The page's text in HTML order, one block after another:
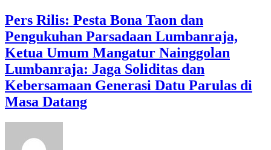
Pers Rilis: Pesta Bona Taon dan
Pengukuhan Parsadaan Lumbanraja,
Ketua Umum Mangatur Nainggolan
Lumbanraja: Jaga Soliditas dan
Kebersamaan Generasi Datu Parulas di
Masa Datang